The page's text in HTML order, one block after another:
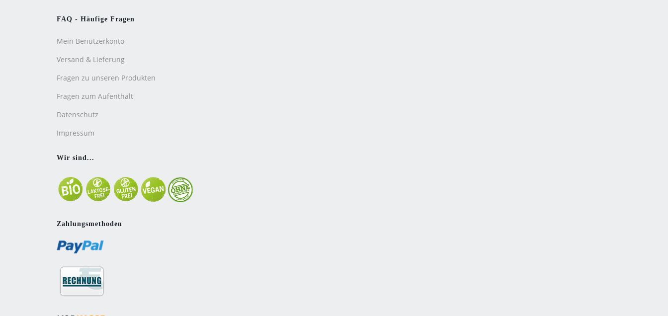
FAQ - Häufige Fragen
Mein Benutzerkonto
Versand & Lieferung
Fragen zu unseren Produkten
Fragen zum Aufenthalt
Datenschutz
Impressum
Wir sind...
Zahlungsmethoden